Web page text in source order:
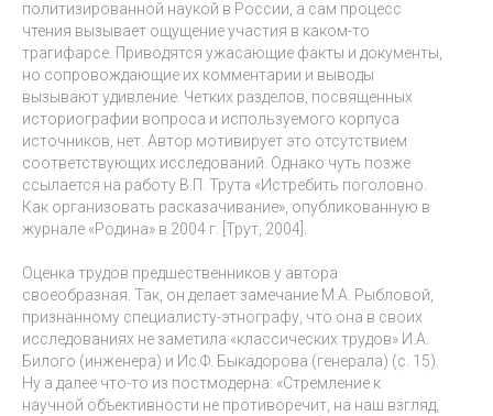
политизированной наукой в России, а сам процесс
чтения вызывает ощущение участия в каком-то
трагифарсе. Приводятся ужасающие факты и документы,
но сопровождающие их комментарии и выводы
вызывают удивление. Четких разделов, посвященных
историографии вопроса и используемого корпуса
источников, нет. Автор мотивирует это отсутствием
соответствующих исследований. Однако чуть позже
ссылается на работу В.П. Трута «Истребить поголовно.
Как организовать расказачивание», опубликованную в
журнале «Родина» в 2004 г. [Трут, 2004].
Оценка трудов предшественников у автора
своеобразная. Так, он делает замечание М.А. Рыбловой,
признанному специалисту-этнографу, что она в своих
исследованиях не заметила «классических трудов» И.А.
Билого (инженера) и Ис.Ф. Быкадорова (генерала) (с. 15).
Ну а далее что-то из постмодерна: «Стремление к
научной объективности не противоречит, на наш взгляд,